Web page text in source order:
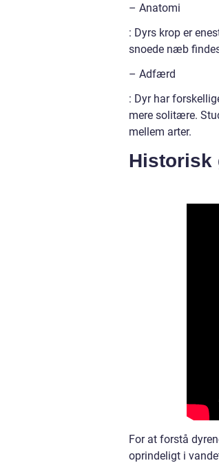
– Anatomi
: Dyrs krop er
snoede næb
– Adfærd
: Dyr har
mere solitære.
mellem arter.
Historisk
For at forstå
oprindeligt i